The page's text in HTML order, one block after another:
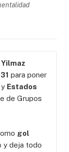
31 para poner
y Estados
de Grupos
gol
y deja todo